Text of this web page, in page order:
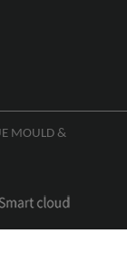
MOULD &